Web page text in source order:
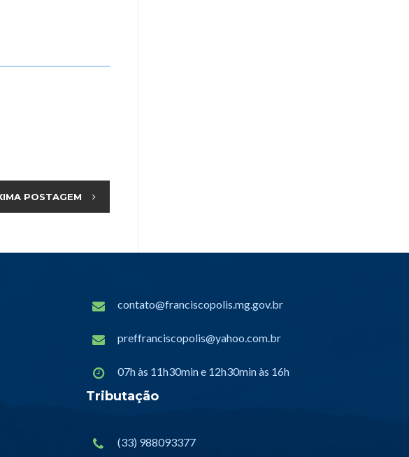
POSTAGEM
contato@franciscopolis.mg.gov.br
preffranciscopolis@yahoo.com.br
07h às 11h30min e 12h30min às 16h
Tributação
(33) 988093377